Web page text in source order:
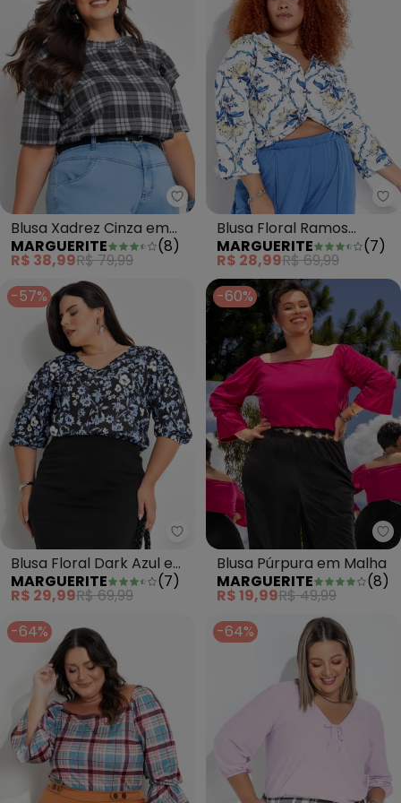
Marguerite - Blusa Xadrez
Blusa Xadrez Cinza em
Malha
MARGUERITE (8)
R$ 38,99R$ 79,99
Blusa Floral Ramos
Branca em Malha
MARGUERITE (7)
R$ 28,99R$ 69,99
-57%
Marguerite - Blusa Floral Dark
Blusa Floral Dark Azul em
Jersey Acetinado
MARGUERITE (7)
R$ 29,99R$ 69,99
-60%
Blusa Púrpura em Malha
MARGUERITE
(8)
R$ 19,99R$ 49,99
-64%
-64%